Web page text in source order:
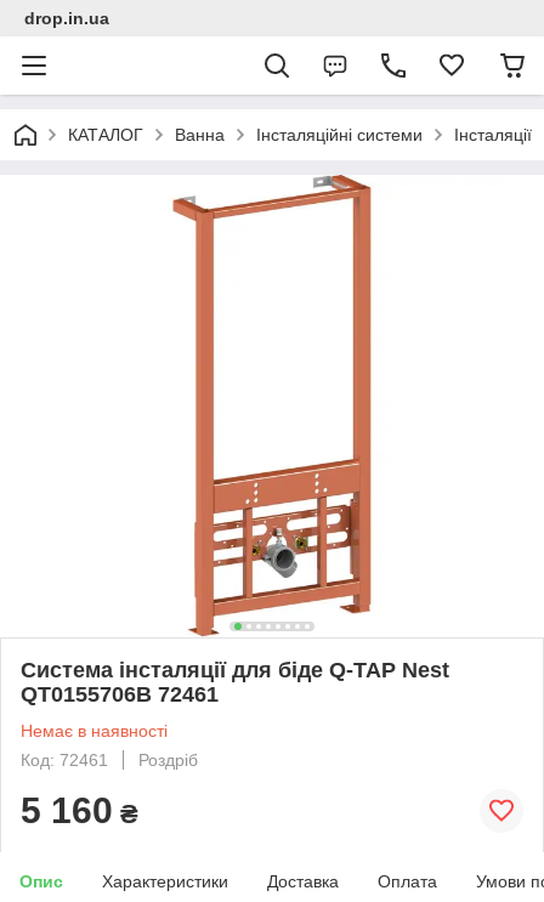
drop.in.ua
КАТАЛОГ Ванна Інсталяційні системи Інсталяції
Система інсталяції для біде Q-TAP Nest
QT0155706B 72461
Немає в наявності
Код: 72461
Роздріб
5 160 ₴
Опис Характеристики Доставка Оплата Умови